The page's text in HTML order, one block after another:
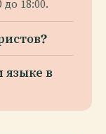
18:00.
языке в